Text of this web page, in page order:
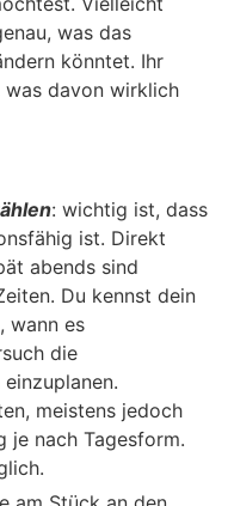
was das
könntet. Ihr
was davon wirklich
: wichtig ist, dass
ist. Direkt
abends sind
Du kennst dein
wann es
die
meistens jedoch
je nach Tagesform.
möglich.